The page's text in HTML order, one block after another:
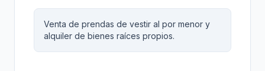
Venta de prendas de vestir al por menor y
alquiler de bienes raíces propios.